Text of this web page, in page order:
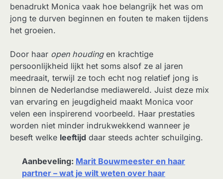
benadrukt Monica vaak hoe belangrijk het was om
jong te durven beginnen en fouten te maken tijdens
het groeien.
Door haar open houdingen krachtige
persoonlijkheid lijkt het soms alsof ze al jaren
meedraait, terwijl ze toch echt nog relatief jong is
binnen de Nederlandse mediawereld. Juist deze mix
van ervaring en jeugdigheid maakt Monica voor
velen een inspirerend voorbeeld. Haar prestaties
worden niet minder indrukwekkend wanneer je
beseft welke leeftijd daar steeds achter schuilging.
Aanbeveling: Marit Bouwmeester en haar
partner – wat je wilt weten over haar